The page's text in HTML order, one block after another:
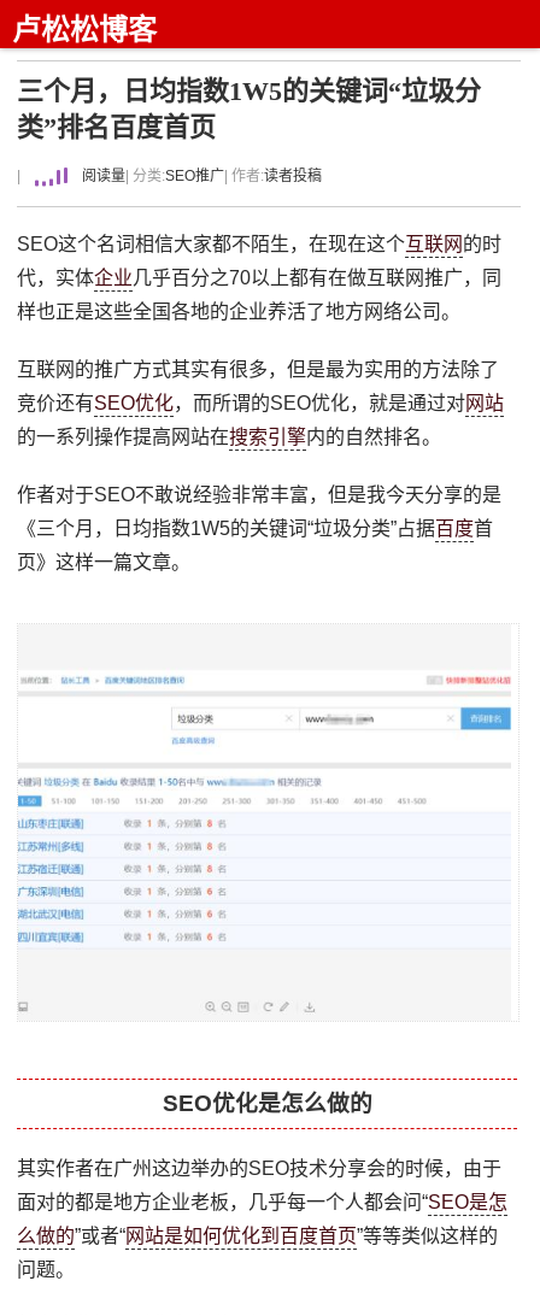
卢松松博客
三个月，日均指数1W5的关键词“垃圾分
类”排名百度首页
阅读量 | 分类:SEO推广 | 作者:读者投稿
SEO这个名词相信大家都不陌生，在现在这个互联网 的时
代，实体企业几乎百分之70以上都有在做互联网推广，同
样也正是这些全国各地的企业养活了地方网络公司。
互联网的推广方式其实有很多，但是最为实用的方法除了
竞价还有SEO优化，而所谓的SEO优化，就是通过对网站
的一系列操作提高网站在搜索引擎内的自然排名。
作者对于SEO不敢说经验非常丰富，但是我今天分享的是
《三个月，日均指数1W5的关键词“垃圾分类”占据百度首
页》这样一篇文章。
SEO优化是怎么做的
其实作者在广州这边举办的SEO技术分享会的时候，由于
面对的都是地方企业老板，几乎每一个人都会问“SEO是怎
么做的”或者“网站是如何优化到百度首页”等等类似这样的
问题。